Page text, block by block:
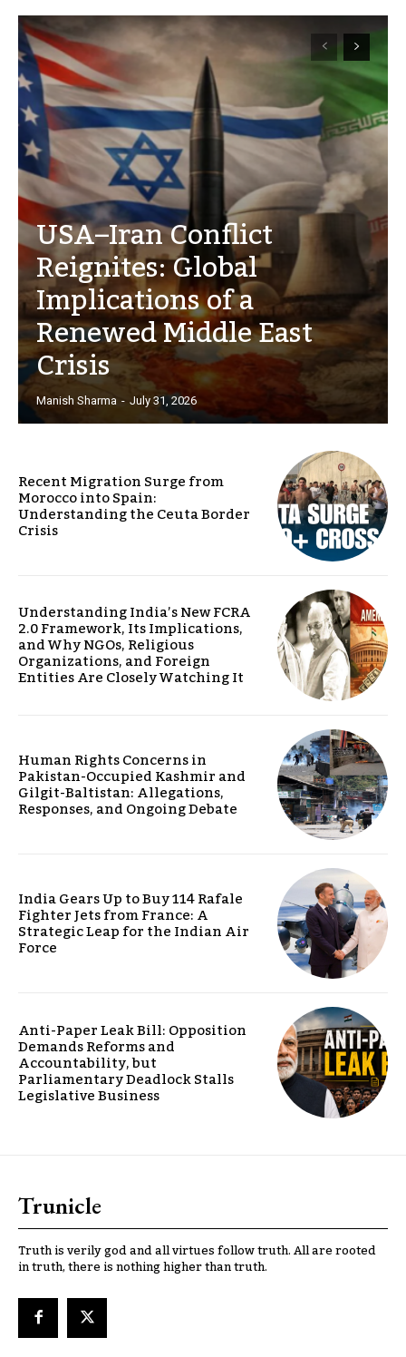
USA–Iran Conflict
Reignites: Global
Implications of a
Renewed Middle East
Crisis
Manish Sharma - July 31, 2026
Recent Migration Surge from
Morocco into Spain:
Understanding the Ceuta Border
Crisis
Understanding India’s New FCRA
2.0 Framework, Its Implications,
and Why NGOs, Religious
Organizations, and Foreign
Entities Are Closely Watching It
Human Rights Concerns in
Pakistan-Occupied Kashmir and
Gilgit-Baltistan: Allegations,
Responses, and Ongoing Debate
India Gears Up to Buy 114 Rafale
Fighter Jets from France: A
Strategic Leap for the Indian Air
Force
Anti-Paper Leak Bill: Opposition
Demands Reforms and
Accountability, but
Parliamentary Deadlock Stalls
Legislative Business
Trunicle
Truth is verily god and all virtues follow truth. All are rooted
in truth, there is nothing higher than truth.